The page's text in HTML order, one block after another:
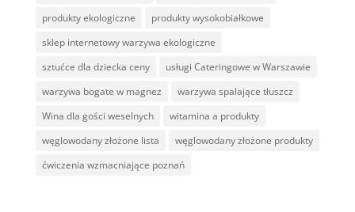
produkty ekologiczne
produkty wysokobiałkowe
sklep internetowy warzywa ekologiczne
sztućce dla dziecka ceny
usługi Cateringowe w Warszawie
warzywa bogate w magnez
warzywa spalające tłuszcz
Wina dla gości weselnych
witamina a produkty
węglowodany złożone lista
węglowodany złożone produkty
ćwiczenia wzmacniające poznań